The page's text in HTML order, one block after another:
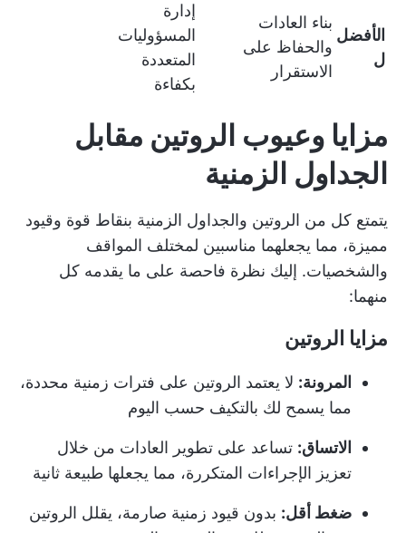
الأفضل
ل
بناء العادات
والحفاظ على
الاستقرار
إدارة
المسؤوليات
المتعددة
بكفاءة
مزايا وعيوب الروتين مقابل
الجداول الزمنية
يتمتع كل من الروتين والجداول الزمنية بنقاط قوة وقيود
مميزة، مما يجعلهما مناسبين لمختلف المواقف
والشخصيات. إليك نظرة فاحصة على ما يقدمه كل
منهما:
مزايا الروتين
المرونة: لا يعتمد الروتين على فترات زمنية محددة،
مما يسمح لك بالتكيف حسب اليوم
الاتساق: تساعد على تطوير العادات من خلال
تعزيز الإجراءات المتكررة، مما يجعلها طبيعة ثانية
ضغط أقل: بدون قيود زمنية صارمة، يقلل الروتين